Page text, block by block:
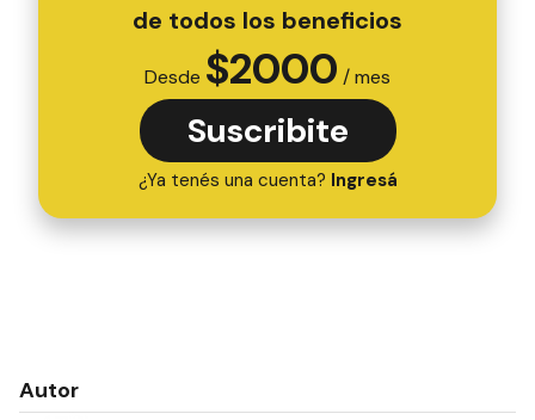
de todos los beneficios
Desde $2000 / mes
Suscribite
¿Ya tenés una cuenta? Ingresá
Autor